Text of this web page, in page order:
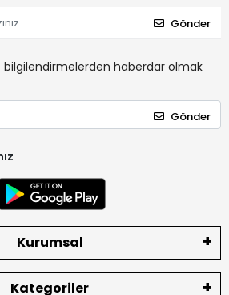
Gönder
haberdar olmak
Gönder
Kurumsal
Kategoriler